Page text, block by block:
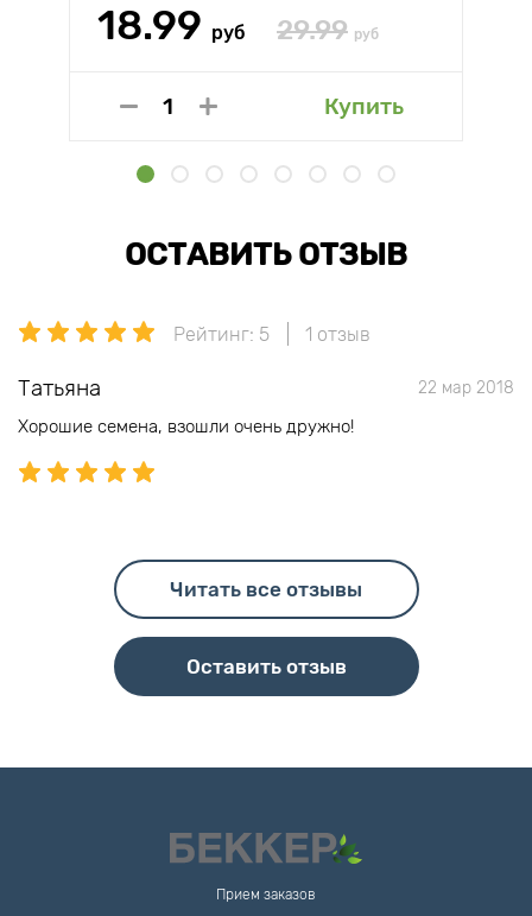
18.99 руб 29.99 руб
Купить
ОСТАВИТЬ ОТЗЫВ
Рейтинг: 5 1 отзыв
Татьяна 22 мар 2018
Хорошие семена, взошли очень дружно!
Читать все отзывы
Оставить отзыв
Прием заказов